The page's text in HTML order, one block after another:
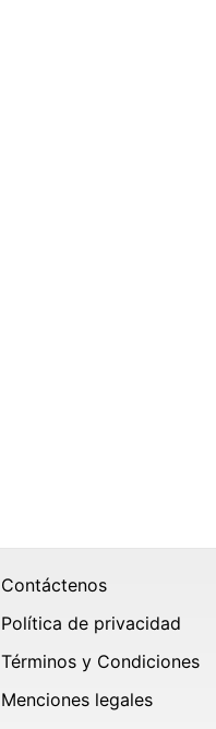
Contáctenos
Política de privacidad
Términos y Condiciones
Menciones legales